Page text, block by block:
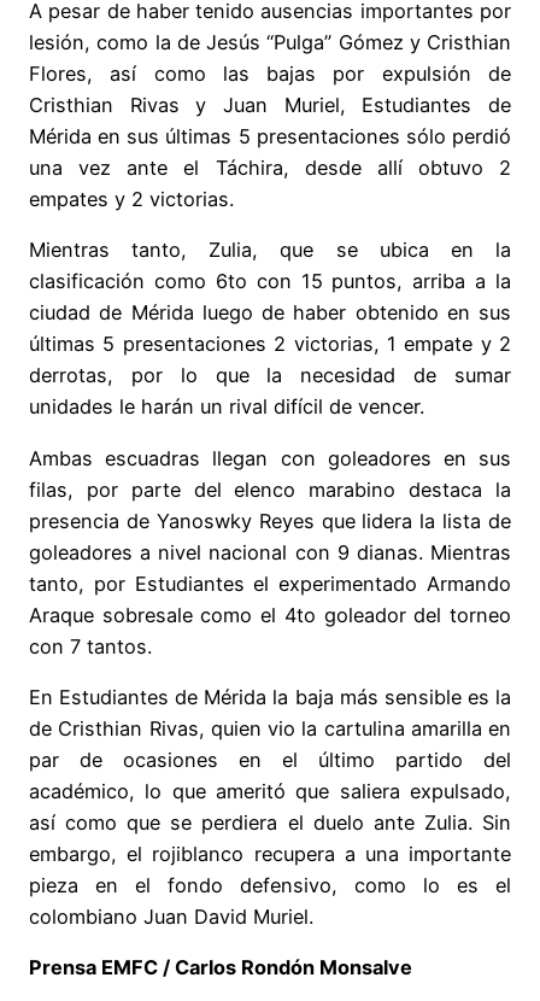
A pesar de haber tenido ausencias importantes por
lesión, como la de Jesús “Pulga” Gómez y Cristhian
Flores, así como las bajas por expulsión de
Cristhian Rivas y Juan Muriel, Estudiantes de
Mérida en sus últimas 5 presentaciones sólo perdió
una vez ante el Táchira, desde allí obtuvo 2
empates y 2 victorias.
Mientras tanto, Zulia, que se ubica en la
clasificación como 6to con 15 puntos, arriba a la
ciudad de Mérida luego de haber obtenido en sus
últimas 5 presentaciones 2 victorias, 1 empate y 2
derrotas, por lo que la necesidad de sumar
unidades le harán un rival difícil de vencer.
Ambas escuadras llegan con goleadores en sus
filas, por parte del elenco marabino destaca la
presencia de Yanoswky Reyes que lidera la lista de
goleadores a nivel nacional con 9 dianas. Mientras
tanto, por Estudiantes el experimentado Armando
Araque sobresale como el 4to goleador del torneo
con 7 tantos.
En Estudiantes de Mérida la baja más sensible es la
de Cristhian Rivas, quien vio la cartulina amarilla en
par de ocasiones en el último partido del
académico, lo que ameritó que saliera expulsado,
así como que se perdiera el duelo ante Zulia. Sin
embargo, el rojiblanco recupera a una importante
pieza en el fondo defensivo, como lo es el
colombiano Juan David Muriel.
Prensa EMFC / Carlos Rondón Monsalve